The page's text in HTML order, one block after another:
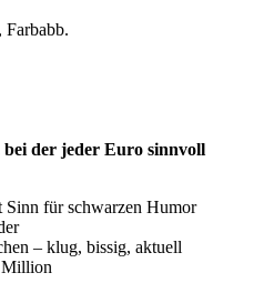
Farbabb.
der jeder Euro sinnvoll
für schwarzen Humor
– klug, bissig, aktuell
Million